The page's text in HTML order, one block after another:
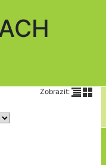
Zobrazit: